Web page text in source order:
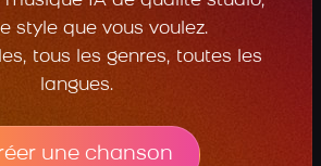
style que vous voulez.
tous les genres, toutes les
langues.
une chanson